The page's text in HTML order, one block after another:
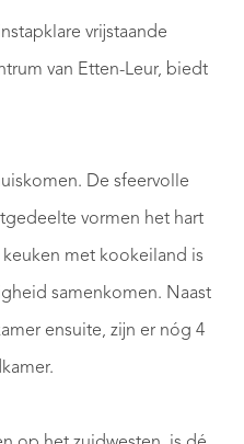
vrijstaande
van Etten-Leur, biedt
De sfeervolle
vormen het hart
met kookeiland is
samenkomen. Naast
ensuite, zijn er nóg 4